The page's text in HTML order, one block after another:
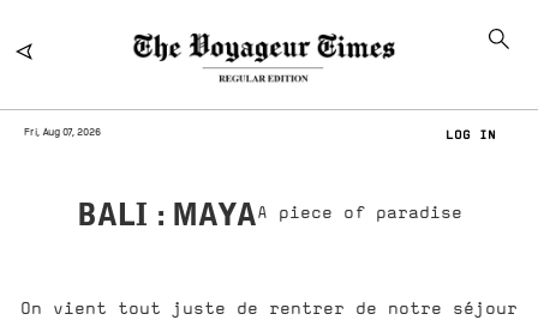
Fri, Aug 07, 2026 LOG IN
BALI : MAYAA piece of paradise
On vient tout juste de rentrer de notre séjour